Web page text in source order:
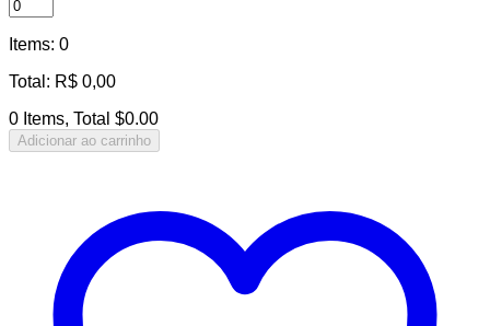
Items: 0
Total : R$ 0,00
0 Items, Total $0.00
Adicionar ao carrinho